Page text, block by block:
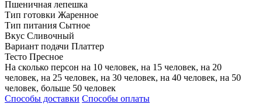
Пшеничная лепешка
Тип готовки Жаренное
Тип питания Сытное
Вкус Сливочный
Вариант подачи Платтер
Тесто Пресное
На сколько персон на 10 человек, на 15 человек, на 20
человек, на 25 человек, на 30 человек, на 40 человек, на 50
человек, больше 50 человек
Способы доставки Способы оплаты